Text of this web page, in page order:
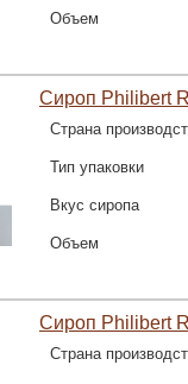
Объем
Сироп Philibert
Страна
Тип упаковки
Вкус сиропа
Объем
Сироп Philibert
Страна